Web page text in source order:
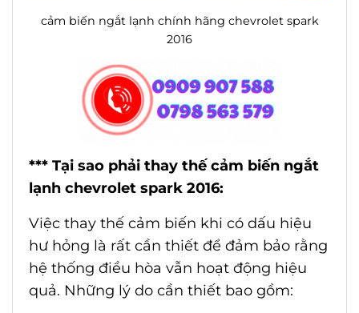
cảm biến ngắt lạnh chính hãng chevrolet spark
2016
*** Tại sao phải thay thế cảm biến ngắt
lạnh chevrolet spark 2016:
Việc thay thế cảm biến khi có dấu hiệu
hư hỏng là rất cần thiết để đảm bảo rằng
hệ thống điều hòa vẫn hoạt động hiệu
quả. Những lý do cần thiết bao gồm: